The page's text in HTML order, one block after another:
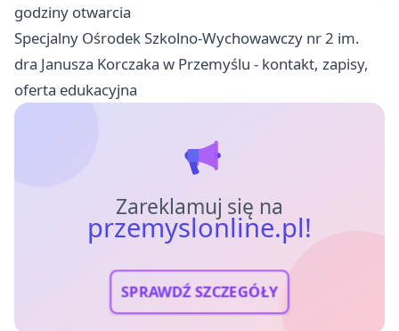
godziny otwarcia
Specjalny Ośrodek Szkolno-Wychowawczy nr 2 im.
dra Janusza Korczaka w Przemyślu - kontakt, zapisy,
oferta edukacyjna
Zareklamuj się na
przemyslonline.pl!
SPRAWDŹ SZCZEGÓŁY